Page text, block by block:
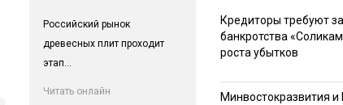
Российский рынок
древесных плит проходит
этап...
Читать онлайн
Кредиторы требуют
банкротства
роста убытков
Минвостокразвития и